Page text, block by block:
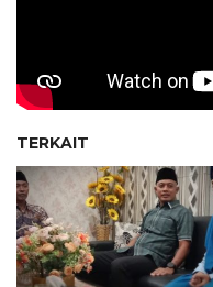
TERKAIT